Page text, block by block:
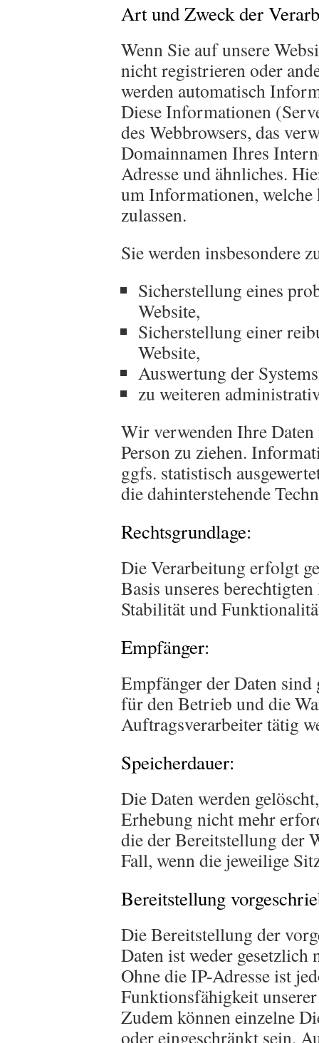
Art und Zweck der
Wenn Sie auf unsere
nicht registrieren oder
werden automatisch
Diese Informationen
des Webbrowsers, das
Domainnamen Ihres
Adresse und ähnliches.
um Informationen, welche
zulassen.
Sie werden insbesondere
Sicherstellung eines
Website,
Sicherstellung einer
Website,
Auswertung der
zu weiteren
Wir verwenden Ihre
Person zu ziehen.
ggfs. statistisch
die dahinterstehende
Rechtsgrundlage:
Die Verarbeitung erfolgt
Basis unseres
Stabilität und
Empfänger:
Empfänger der Daten
für den Betrieb und die
Auftragsverarbeiter tätig
Speicherdauer:
Die Daten werden
Erhebung nicht mehr
die der Bereitstellung der
Fall, wenn die jeweilige
Bereitstellung
Die Bereitstellung der
Daten ist weder
Ohne die IP-Adresse ist
Funktionsfähigkeit
Zudem können einzelne
oder eingeschränkt sein.